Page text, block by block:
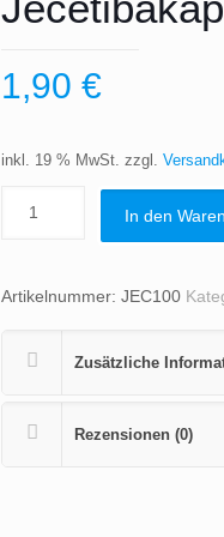
1,90 €
inkl. 19 % MwSt. zzgl.
In den
Artikelnummer: JEC100
Zusätzliche
Rezensionen (0)